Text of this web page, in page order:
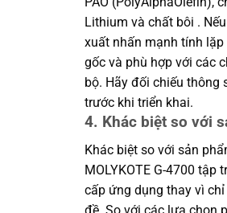
Lithium và chất bôi .
xuất nhấn mạnh tính
gốc và phù hợp với các
bộ. Hãy đối chiếu thông
trước khi triển khai.
4. Khác biệt so với
Khác biệt so với sản
MOLYKOTE G-4700 tập
cấp ứng dụng thay vì